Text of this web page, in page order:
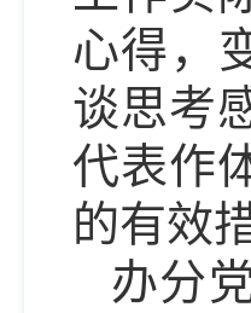
心得，
谈思考
代表作
的有效
办分